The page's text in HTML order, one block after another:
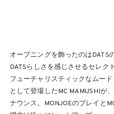
オープニングを飾ったのはDATS
DATSらしさを感じさせるセレク
フューチャリスティックなムー
として登場したMC MAMUSHIが
ナウンス。MONJOEのプレイと